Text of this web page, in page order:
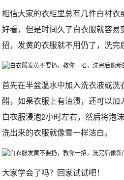
相信大家的衣柜里总有几件白衬
好看，但是时间久了白衣服就容
招，发黄的衣服就不用仍了，洗完
首先在半盆温水中加入洗衣液或洗
醋，如果衣服上有油渍，还可以
白衣服浸泡2小时左右，然后将泡
洗出来的衣服就像雪一样洁白。
大家学会了吗？回家试试吧！